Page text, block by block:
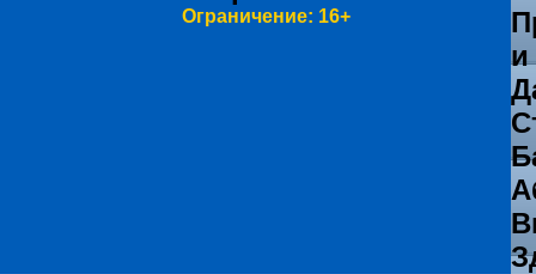
Ограничение: 16+